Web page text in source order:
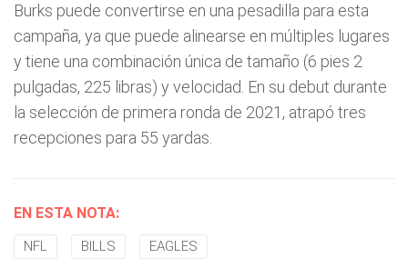
Burks puede convertirse en una pesadilla para esta
campaña, ya que puede alinearse en múltiples lugares
y tiene una combinación única de tamaño (6 pies 2
pulgadas, 225 libras) y velocidad. En su debut durante
la selección de primera ronda de 2021, atrapó tres
recepciones para 55 yardas.
EN ESTA NOTA:
NFL BILLS EAGLES